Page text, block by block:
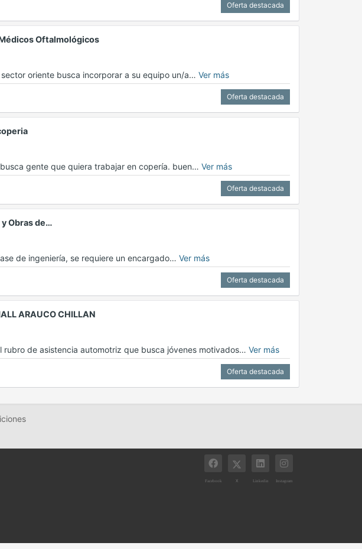
Oferta destacada
Oftalmológicos
oriente busca incorporar a su equipo un/a… Ver más
Oferta destacada
gente que quiera trabajar en copería. buen… Ver más
Oferta destacada
Obras de…
de ingeniería, se requiere un encargado… Ver más
Oferta destacada
ARAUCO CHILLAN
rubro de asistencia automotriz que busca jóvenes motivados… Ver más
Oferta destacada
Facebook X Linkedin Instagram